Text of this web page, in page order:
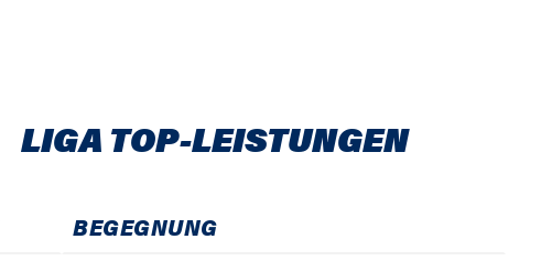
LIGA TOP-LEISTUNGEN
BEGEGNUNG